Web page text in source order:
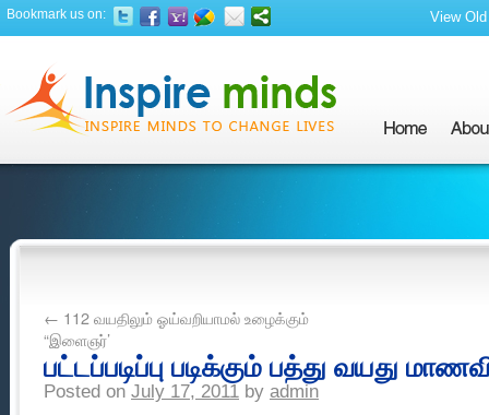
Bookmark us on: View
← 112 வயதிலும் ஓய்வறியாமல் உழைக்கும்
“இளைஞர்’
பட்டப்படிப்பு படிக்கும் பத்து வயது
Posted on July 17, 2011 by admin